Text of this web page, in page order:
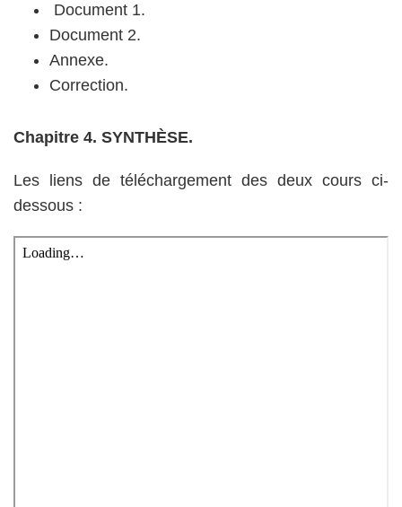
Document 1.
Document 2.
Annexe.
Correction.
Chapitre 4. SYNTHÈSE.
Les liens de téléchargement des deux cours ci-
dessous :